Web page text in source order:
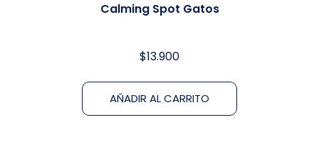
Calming Spot Gatos
$13.900
AÑADIR AL CARRITO